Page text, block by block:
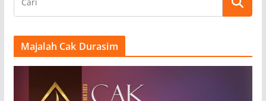
Majalah Cak Durasim